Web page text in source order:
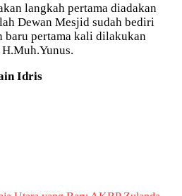
langkah pertama diadakan
Dewan Mesjid sudah bediri
baru pertama kali dilakukan
Idris